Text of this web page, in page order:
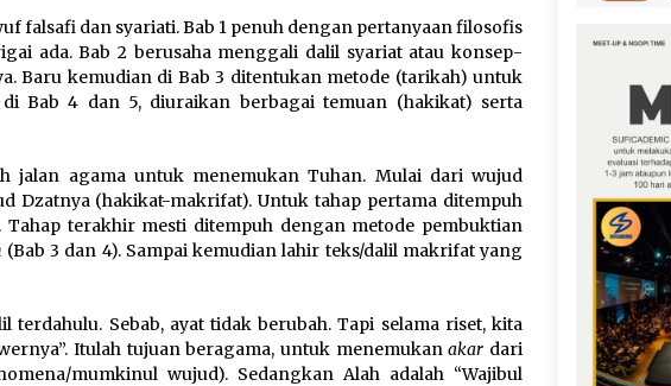
falsafi dan syariati. Bab 1 penuh dengan pertanyaan filosofis
ada. Bab 2 berusaha menggali dalil syariat atau konsep-
Baru kemudian di Bab 3 ditentukan metode (tarikah) untuk
Bab 4 dan 5, diuraikan berbagai temuan (hakikat) serta
jalan agama untuk menemukan Tuhan. Mulai dari wujud
Dzatnya (hakikat-makrifat). Untuk tahap pertama ditempuh
Tahap terakhir mesti ditempuh dengan metode pembuktian
(Bab 3 dan 4). Sampai kemudian lahir teks/dalil makrifat yang
Sebab, ayat tidak berubah. Tapi selama riset, kita
Itulah tujuan beragama, untuk menemukanakar dari
mumkinul wujud). Sedangkan Alah adalah “Wajibul